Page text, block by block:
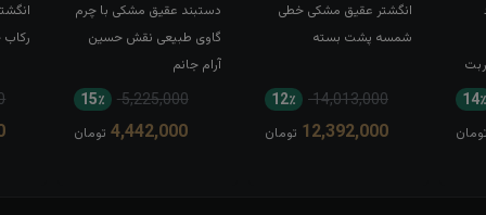
14٪
تومان
انگشتر عقیق مشکی خطی
شمسه پشت بسته
14,013,000 12٪
12,392,000 تومان
دستبند عقیق مشکی با چرم
گاوی طبیعی نقش حسین
آرام جانم
5,225,000 15٪
4,442,000 تومان